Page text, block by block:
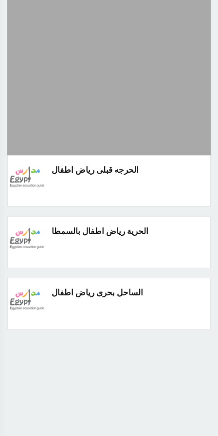
الحرجه قبلى رياض اطفال
الحرية رياض اطفال بالسمطا
الساحل بحرى رياض اطفال